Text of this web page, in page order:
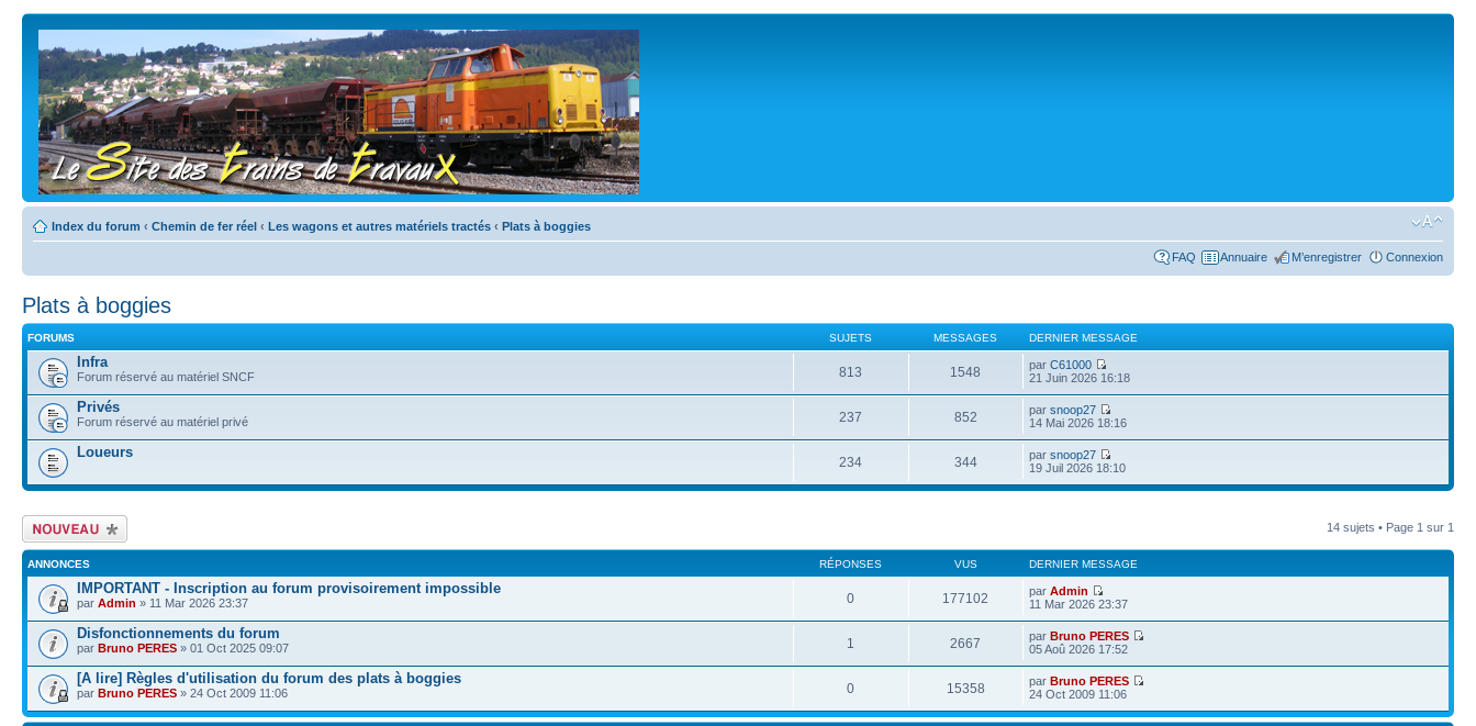
Index du forum ‹ Chemin de fer réel ‹ Les wagons et autres matériels tractés ‹ Plats à boggies
FAQ Annuaire M’enregistrer Connexion
Plats à boggies
FORUMS SUJETS MESSAGES DERNIER MESSAGE
Infra
Forum réservé au matériel SNCF 813 1548 parC61000
21 Juin 2026 16:18
Privés
Forum réservé au matériel privé 237 852 parsnoop27
14 Mai 2026 18:16
Loueurs
234 344 parsnoop27
19 Juil 2026 18:10
Écrire un nouveau
sujet
14 sujets • Page 1 sur 1
ANNONCES RÉPONSES VUS DERNIER MESSAGE
IMPORTANT - Inscription au forum provisoirement impossible
par Admin » 11 Mar 2026 23:37 0 177102 parAdmin
11 Mar 2026 23:37
Disfonctionnements du forum
par Bruno PERES » 01 Oct 2025 09:07 1 2667 parBruno PERES
05 Aoû 2026 17:52
[A lire] Règles d'utilisation du forum des plats à boggies
par Bruno PERES » 24 Oct 2009 11:06 0 15358 parBruno PERES
24 Oct 2009 11:06